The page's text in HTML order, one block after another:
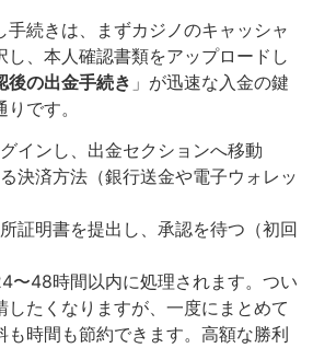
手続きは、まずカジノのキャッシャ
し、本人確認書類をアップロードし
後の出金手続き 」が迅速な入金の鍵
です。
グインし、出金セクションへ移動
る決済方法（銀行送金や電子ウォレッ
所証明書を提出し、承認を待つ（初回
〜48時間以内に処理されます。つい
したくなりますが、一度にまとめて
も時間も節約できます。高額な勝利